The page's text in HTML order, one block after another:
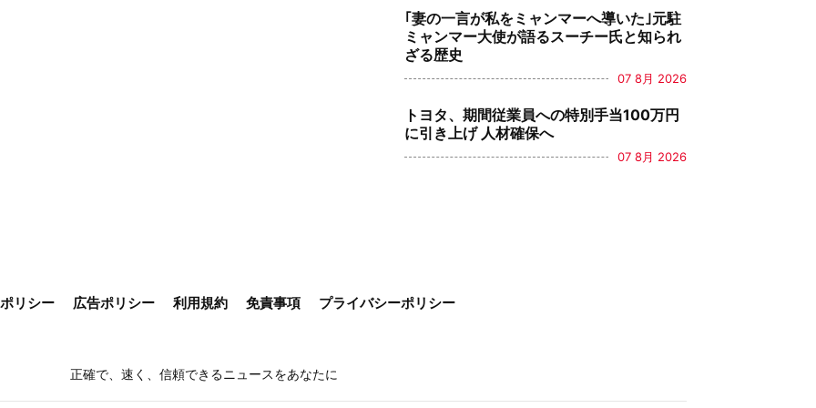
｢妻の一言が私をミャンマーへ導いた｣元駐
ミャンマー大使が語るスーチー氏と知られ
ざる歴史
07 8月 2026
トヨタ、期間従業員への特別手当100万円
に引き上げ 人材確保へ
07 8月 2026
リシー 広告ポリシー 利用規約 免責事項 プライバシーポリシー
正確で、速く、信頼できるニュースをあなたに